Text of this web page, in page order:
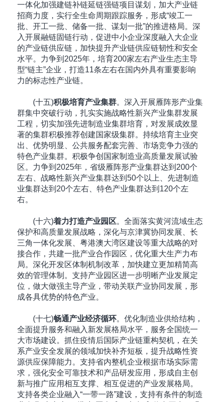
一体化加强建链补链延链强链项目谋划，加大产业链
招商力度，实行全生命周期跟踪服务，形成“竣工一
批、开工一批、储备一批、谋划一批”的推进格局。深
入开展融链固链行动，促进中小企业深度融入大企业
的产业链供应链，加快提升产业链供应链韧性和安全
水平。力争到2025年，培育200家左右产业生态主导
型“链主”企业，打造11条左右在国内外具有重要影响
力的标志性产业链。
(十五)积极培育产业集群。深入开展雁阵形产业集
群集中突破行动，扎实实施战略性新兴产业集群发展
工程，切实加强先进制造业集群培育，对发展成效显
著的集群积极推荐创建国家级集群。持续培育主业突
出、优势明显、公共服务配套完善、市场竞争力强的
特色产业集群。积极争创国家制造业高质量发展试验
区。力争到2025年，省级雁阵形产业集群达到200个
左右、战略性新兴产业集群达到50个以上、先进制造
业集群达到20个左右、特色产业集群达到120个左
右。
(十六)着力打造产业园区。全面落实黄河流域生态
保护和高质量发展战略，深化与京津冀协同发展、长
三角一体化发展、粤港澳大湾区建设等重大战略的对
接合作，共建一批产业合作园区，优化重大生产力布
局。深化开发区体制机制改革，加快建立更加精简高
效的管理体制。支持产业园区进一步明晰产业发展定
位，做大做强主导产业，带动关联产业协同发展，形
成各具优势的特色产业。
(十七)畅通产业经济循环。优化制造业供给结构，
全面提升服务和融入新发展格局水平，服务全国统一
大市场建设。抓住疫情后国际产业链重构契机，在关
系产业安全发展的领域加快补齐短板，提升战略性资
源供应保障能力。支持省内整机企业根据市场实际需
求，强化安全可靠技术和产品研发应用，形成自主创
新与推广应用相互支撑、相互促进的产业发展格局。
支持各类企业融入“一带一路”建设，支持有条件的制造